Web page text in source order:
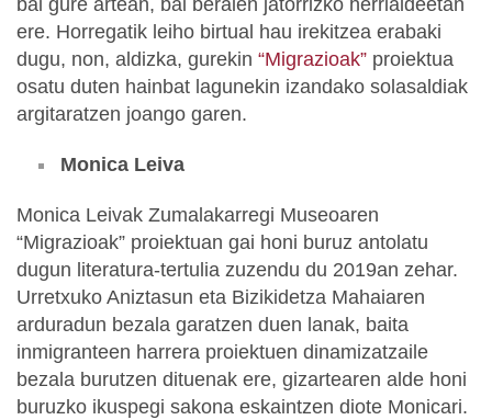
bai gure artean, bai beraien jatorrizko herrialdeetan
ere. Horregatik leiho birtual hau irekitzea erabaki
dugu, non, aldizka, gurekin “Migrazioak” proiektua
osatu duten hainbat lagunekin izandako solasaldiak
argitaratzen joango garen.
Monica Leiva
Monica Leivak Zumalakarregi Museoaren
“Migrazioak” proiektuan gai honi buruz antolatu
dugun literatura-tertulia zuzendu du 2019an zehar.
Urretxuko Aniztasun eta Bizikidetza Mahaiaren
arduradun bezala garatzen duen lanak, baita
inmigranteen harrera proiektuen dinamizatzaile
bezala burutzen dituenak ere, gizartearen alde honi
buruzko ikuspegi sakona eskaintzen diote Monicari.